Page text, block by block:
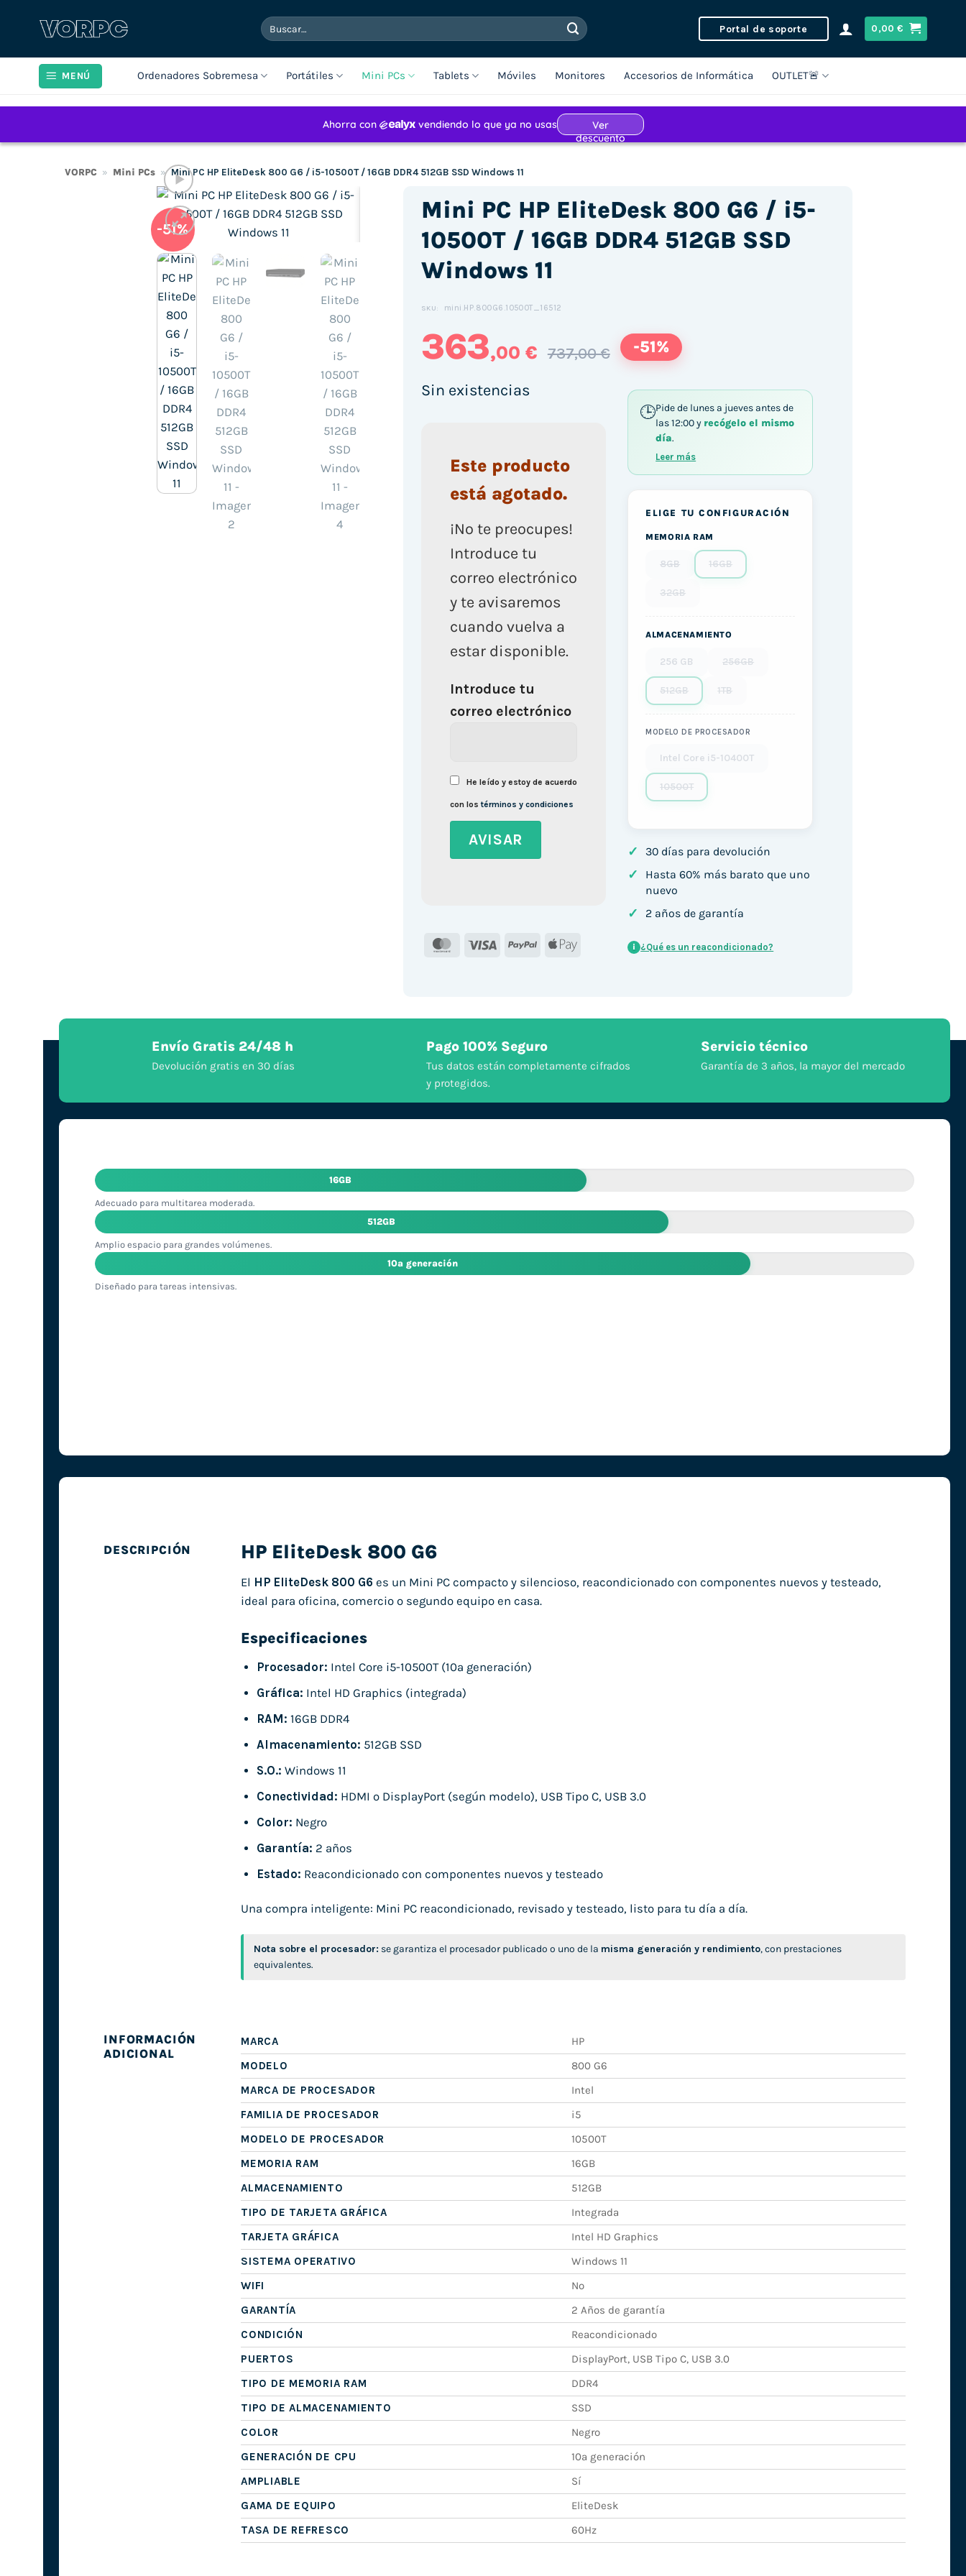
Buscar
por:
Portal de soporte 0,00€
MENÚ Ordenadores Sobremesa Portátiles Mini PCs Tablets Móviles Monitores Accesorios de Informática OUTLET🚨
VORPC » Mini PCs » Mini PC HP EliteDesk 800 G6 / i5-10500T / 16GB DDR4 512GB SSD Windows 11
-51%
Haz clic para aceptar cookies de
contenido (Translation error)
Mini PC HP EliteDesk 800 G6 / i5-
10500T / 16GB DDR4 512GB SSD
Windows 11
SKU: mini.HP.800G6.10500T_16512
363,00 € 737,00 € -51%
Sin existencias
Este producto
está agotado.
¡No te preocupes!
Introduce tu
correo electrónico
y te avisaremos
cuando vuelva a
estar disponible.
Introduce tu
correo electrónico
He leído y estoy de acuerdo
con lostérminos y condiciones
MasterCard
Visa PayPal Apple
Pide de lunes a jueves antes de
las 12:00 y recógelo el mismo
día.
Leer más
ELIGE TU CONFIGURACIÓN
MEMORIA RAM
8GB 16GB
32GB
ALMACENAMIENTO
256 GB 256GB
512GB 1TB
MODELO DE PROCESADOR
Intel Core i5-10400T
10500T
✓ 30 días para devolución
✓
Hasta 60% más barato que uno
nuevo
✓ 2 años de garantía
i ¿Qué es un reacondicionado?
Envío Gratis 24/48 h
Devolución gratis en 30 días
Pago 100% Seguro
Tus datos están completamente cifrados
y protegidos.
Servicio técnico
Garantía de 3 años, la mayor del mercado
16GB
Adecuado para multitarea moderada.
512GB
Amplio espacio para grandes volúmenes.
10ª generación
Diseñado para tareas intensivas.
DESCRIPCIÓN HP EliteDesk 800 G6
El HP EliteDesk 800 G6 es un Mini PC compacto y silencioso, reacondicionado con componentes nuevos y testeado,
ideal para oficina, comercio o segundo equipo en casa.
Especificaciones
Procesador: Intel Core i5-10500T (10ª generación)
Gráfica: Intel HD Graphics (integrada)
RAM: 16GB DDR4
Almacenamiento: 512GB SSD
S.O.: Windows 11
Conectividad: HDMI o DisplayPort (según modelo), USB Tipo C, USB 3.0
Color: Negro
Garantía: 2 años
Estado: Reacondicionado con componentes nuevos y testeado
Una compra inteligente: Mini PC reacondicionado, revisado y testeado, listo para tu día a día.
Nota sobre el procesador: se garantiza el procesador publicado o uno de la misma generación y rendimiento, con prestaciones
equivalentes.
INFORMACIÓN
ADICIONAL
MARCA
HP
MODELO
800 G6
MARCA DE PROCESADOR
Intel
FAMILIA DE PROCESADOR
i5
MODELO DE PROCESADOR
10500T
MEMORIA RAM
16GB
ALMACENAMIENTO
512GB
TIPO DE TARJETA GRÁFICA
Integrada
TARJETA GRÁFICA
Intel HD Graphics
SISTEMA OPERATIVO
Windows 11
WIFI
No
GARANTÍA
2 Años de garantía
CONDICIÓN
Reacondicionado
PUERTOS
DisplayPort, USB Tipo C, USB 3.0
TIPO DE MEMORIA RAM
DDR4
TIPO DE ALMACENAMIENTO
SSD
COLOR
Negro
GENERACIÓN DE CPU
10ª generación
AMPLIABLE
Sí
GAMA DE EQUIPO
EliteDesk
TASA DE REFRESCO
60Hz